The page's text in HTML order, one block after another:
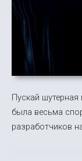
Пускай
была весьма
разработчиков